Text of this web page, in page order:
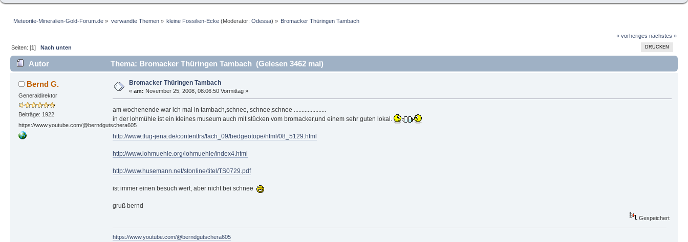
Meteorite-Mineralien-Gold-Forum.de » verwandte Themen» kleine Fossilien-Ecke(Moderator: Odessa) » Bromacker Thüringen Tambach
« vorheriges nächstes »
DRUCKEN
Seiten: [1]Nach unten
Autor Thema: Bromacker Thüringen Tambach (Gelesen 3462 mal)
Bernd G.
Generaldirektor
Beiträge: 1922
https://www.youtube.com/@berndgutschera605
Bromacker Thüringen Tambach
« am: November 25, 2008, 08:06:50 Vormittag »
am wochenende war ich mal in tambach,schnee, schnee,schnee .....................
in der lohmühle ist ein kleines museum auch mit stücken vom bromacker,und einem sehr guten lokal.
http://www.tlug-jena.de/contentfrs/fach_09/bedgeotope/html/08_5129.html
http://www.lohmuehle.org/lohmuehle/index4.html
http://www.husemann.net/stonline/titel/TS0729.pdf
ist immer einen besuch wert, aber nicht bei schnee
gruß bernd
Gespeichert
https://www.youtube.com/@berndgutschera605